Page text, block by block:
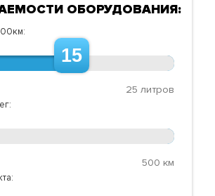
ОБОРУДОВАНИЯ:
15
25 литров
500 км